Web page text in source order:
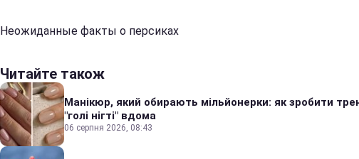
Неожиданные факты о персиках
Читайте також
Манікюр, який обирають мільйонерки: як зробити
"голі нігті" вдома
06 серпня 2026, 08:43